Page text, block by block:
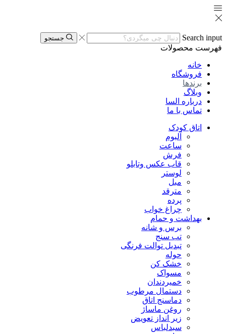
Search input جستجو
فهرست محصولات
خانه
فروشگاه
برندها
وبلاگ
درباره السا
تماس با ما
اتاق کودک
آلبوم
ساعت
فرش
قاب عکس وتابلو
لوستر
مبل
مترقد
پرده
چراغ خواب
بهداشت و حمام
برس و شانه
تب سنج
تبدیل توالت فرنگی
حوله
خشک کن
مسواک
خمیردندان
دستمال مرطوب
دماسنج اتاق
روغن ماساژ
زیر انداز تعویض
سبدلباس